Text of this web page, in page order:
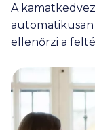
A
automatikusan
ellenőrzi a